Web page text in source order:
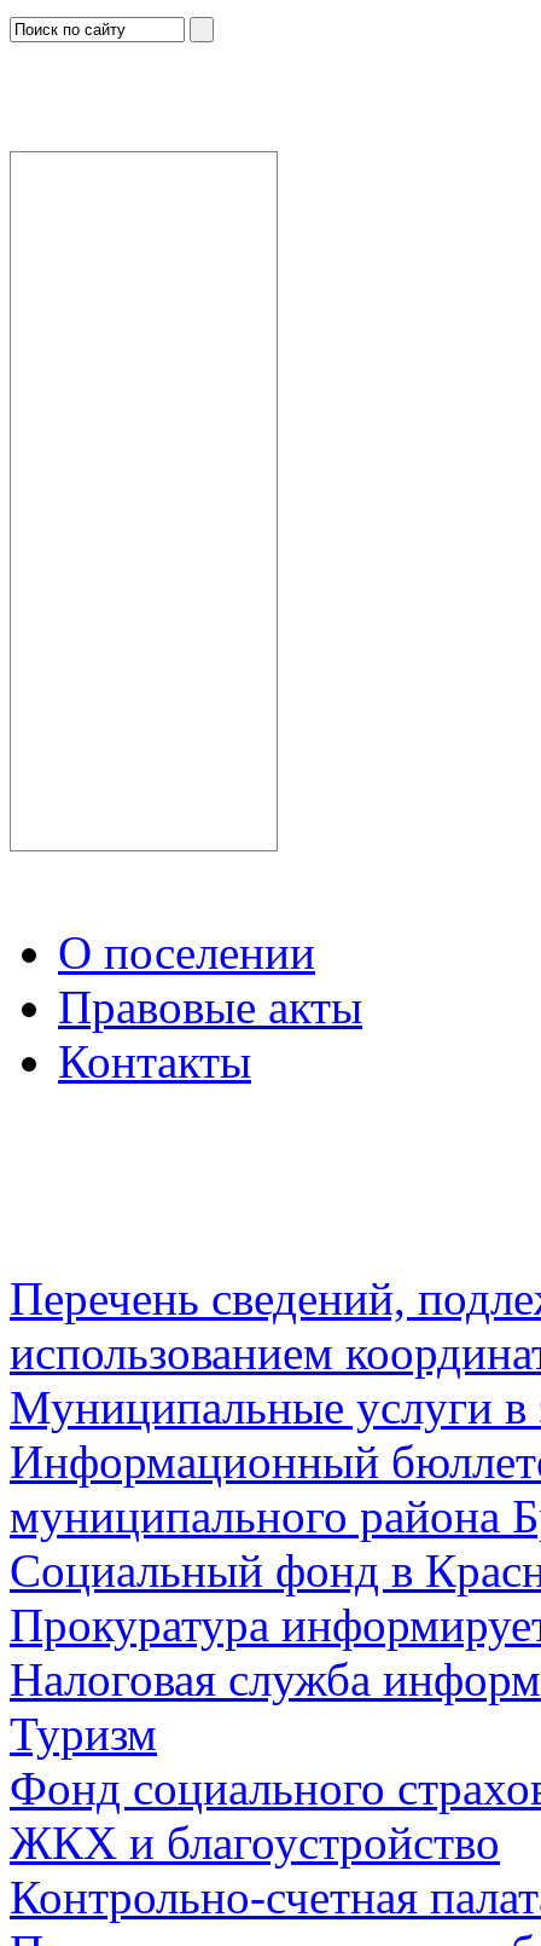
О поселении
Правовые акты
Контакты
Перечень сведений,
использованием
Муниципальные услуги в
Информационный
муниципального района
Социальный фонд в
Прокуратура
Налоговая служба
Туризм
Фонд социального
ЖКХ и благоустройство
Контрольно-счетная